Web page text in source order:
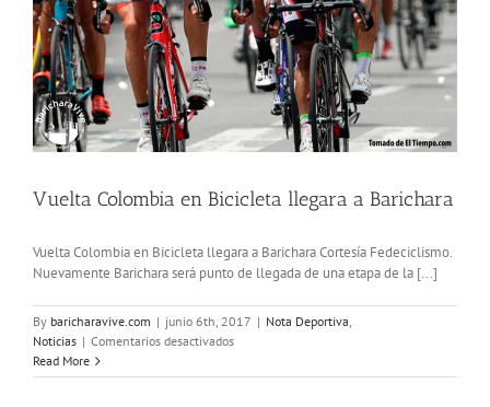
Vuelta Colombia en Bicicleta llegara a Barichara
Vuelta Colombia en Bicicleta llegara a Barichara Cortesía Fedeciclismo.
Nuevamente Barichara será punto de llegada de una etapa de la [...]
By baricharavive.com | junio 6th, 2017 | Nota Deportiva,
Noticias | Comentarios desactivadosen
Colombia
Read More